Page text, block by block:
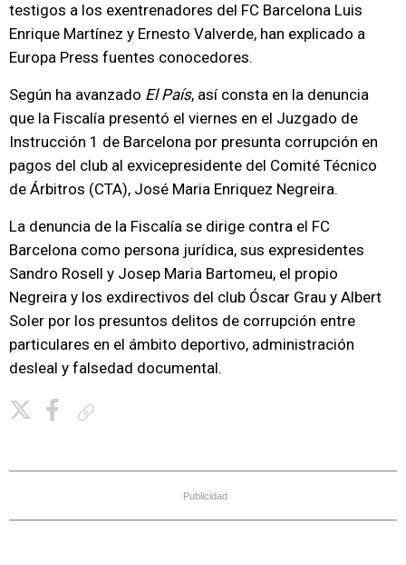
testigos a los exentrenadores del FC Barcelona Luis
Enrique Martínez y Ernesto Valverde, han explicado a
Europa Press fuentes conocedores.
Según ha avanzado El País, así consta en la denuncia
que la Fiscalía presentó el viernes en el Juzgado de
Instrucción 1 de Barcelona por presunta corrupción en
pagos del club al exvicepresidente del Comité Técnico
de Árbitros (CTA), José Maria Enriquez Negreira.
La denuncia de la Fiscalía se dirige contra el FC
Barcelona como persona jurídica, sus expresidentes
Sandro Rosell y Josep Maria Bartomeu, el propio
Negreira y los exdirectivos del club Óscar Grau y Albert
Soler por los presuntos delitos de corrupción entre
particulares en el ámbito deportivo, administración
desleal y falsedad documental.
Publicidad